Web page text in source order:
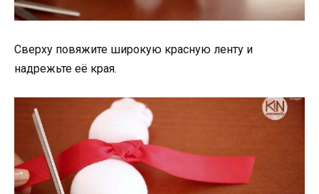
Сверху повяжите широкую красную ленту и
надрежьте её края.